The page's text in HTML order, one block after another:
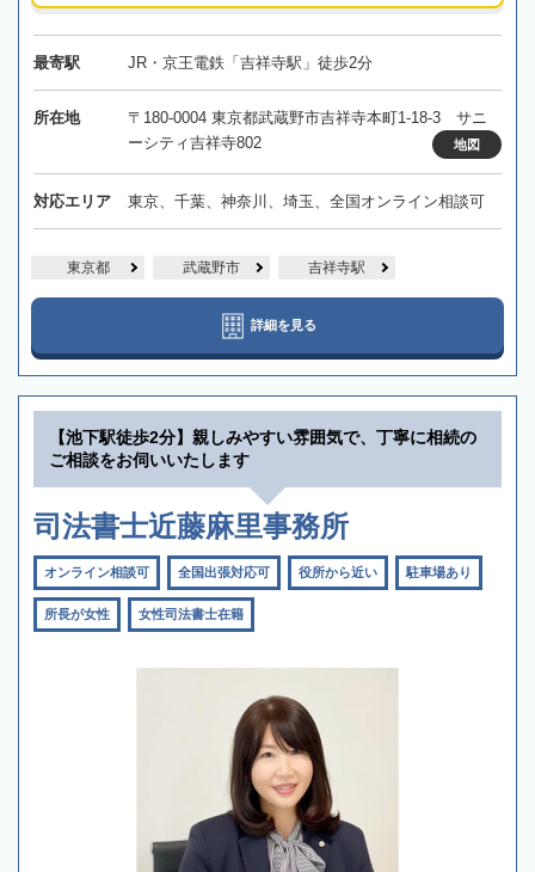
最寄駅 JR・京王電鉄「吉祥寺駅」徒歩2分
所在地
〒180-0004 東京都武蔵野市吉祥寺本町1-18-3 サニ
ーシティ吉祥寺802
地図
対応エリア 東京、千葉、神奈川、埼玉、全国オンライン相談可
東京都 武蔵野市 吉祥寺駅
詳細を見る
【池下駅徒歩2分】親しみやすい雰囲気で、丁寧に相続の
ご相談をお伺いいたします
司法書士近藤麻里事務所
オンライン相談可 全国出張対応可 役所から近い 駐車場あり
所長が女性 女性司法書士在籍